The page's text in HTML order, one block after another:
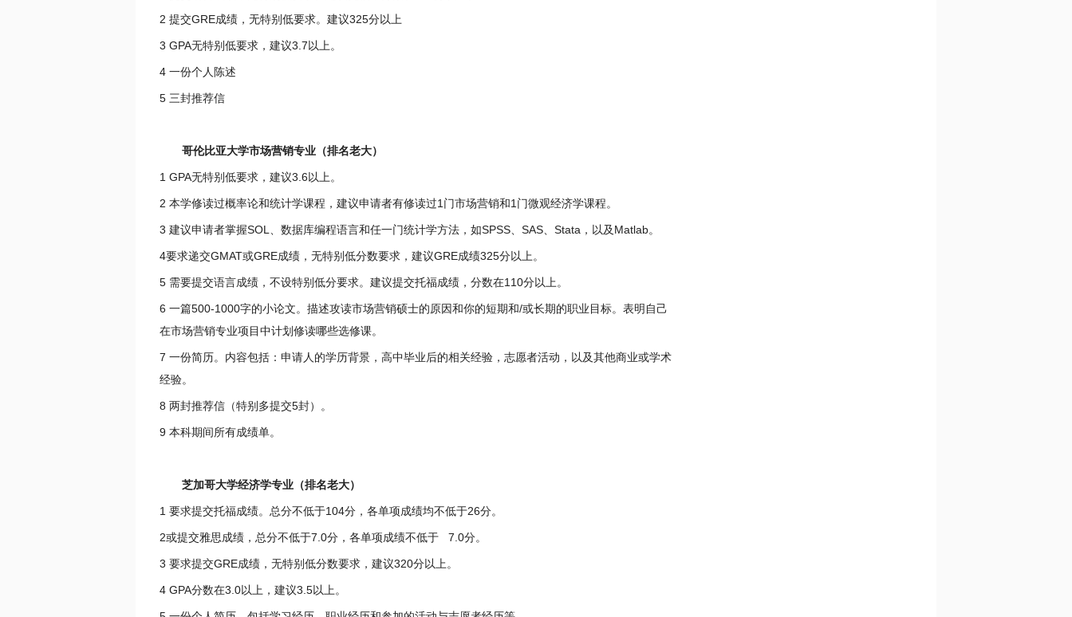
2 提交GRE成绩，无特别低要求。建议325分以上
3 GPA无特别低要求，建议3.7以上。
4 一份个人陈述
5 三封推荐信
哥伦比亚大学市场营销专业（排名老大）
1 GPA无特别低要求，建议3.6以上。
2 本学修读过概率论和统计学课程，建议申请者有修读过1门市场营销和1门微观经济学课程。
3 建议申请者掌握SOL、数据库编程语言和任一门统计学方法，如SPSS、SAS、Stata，以及Matlab。
4要求递交GMAT或GRE成绩，无特别低分数要求，建议GRE成绩325分以上。
5 需要提交语言成绩，不设特别低分要求。建议提交托福成绩，分数在110分以上。
6 一篇500-1000字的小论文。描述攻读市场营销硕士的原因和你的短期和/或长期的职业目标。表明自己
在市场营销专业项目中计划修读哪些选修课。
7 一份简历。内容包括：申请人的学历背景，高中毕业后的相关经验，志愿者活动，以及其他商业或学术
经验。
8 两封推荐信（特别多提交5封）。
9 本科期间所有成绩单。
芝加哥大学经济学专业（排名老大）
1 要求提交托福成绩。总分不低于104分，各单项成绩均不低于26分。
2或提交雅思成绩，总分不低于7.0分，各单项成绩不低于 7.0分。
3 要求提交GRE成绩，无特别低分数要求，建议320分以上。
4 GPA分数在3.0以上，建议3.5以上。